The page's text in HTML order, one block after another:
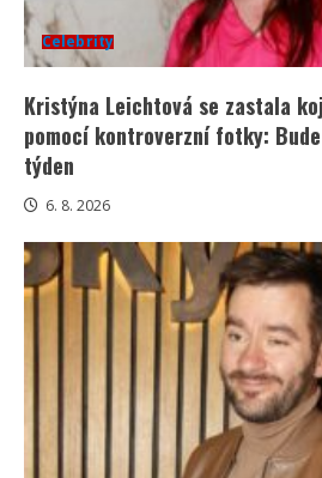
Celebrity
Kristýna Leichtová se zastala
pomocí kontroverzní fotky:
týden
6. 8. 2026